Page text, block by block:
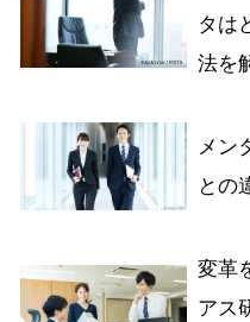
タは
法を
メン
との
変革
アス